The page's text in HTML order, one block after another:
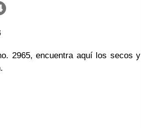
2965, encuentra aquí los secos y